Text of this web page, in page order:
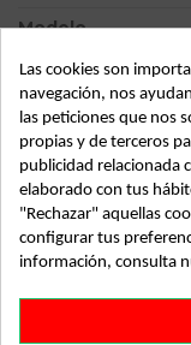
Modelo
Tipo vehículo
Almacén
SubAlmacén
SubSubAlmacén
ID: 787727
Fecha disponible:
Las cookies son
navegación, nos
las peticiones que nos
propias y de terceros
publicidad relacionada
elaborado con tus
"Rechazar" aquellas
configurar tus
información, consulta